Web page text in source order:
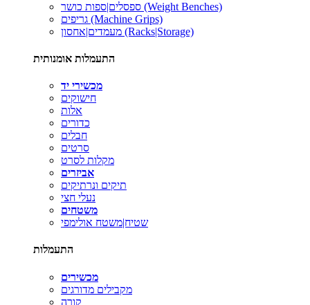
ספסלים|ספות כושר (Weight Benches)
גריפים (Machine Grips)
מעמדים|אחסון (Racks|Storage)
התעמלות אומנותית
מכשירי יד
חישוקים
אלות
כדורים
חבלים
סרטים
מקלות לסרט
אביזרים
תיקים ונרתיקים
נעלי חצי
משטחים
שטיח|משטח אולימפי
התעמלות
מכשירים
מקבילים מדורגים
קורה